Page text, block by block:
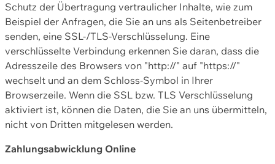
Schutz der Übertragung vertraulicher Inhalte, wie zum
Beispiel der Anfragen, die Sie an uns als Seitenbetreiber
senden, eine SSL-/TLS-Verschlüsselung. Eine
verschlüsselte Verbindung erkennen Sie daran, dass die
Adresszeile des Browsers von "http://" auf "https://"
wechselt und an dem Schloss-Symbol in Ihrer
Browserzeile. Wenn die SSL bzw. TLS Verschlüsselung
aktiviert ist, können die Daten, die Sie an uns übermitteln,
nicht von Dritten mitgelesen werden.
Zahlungsabwicklung Online